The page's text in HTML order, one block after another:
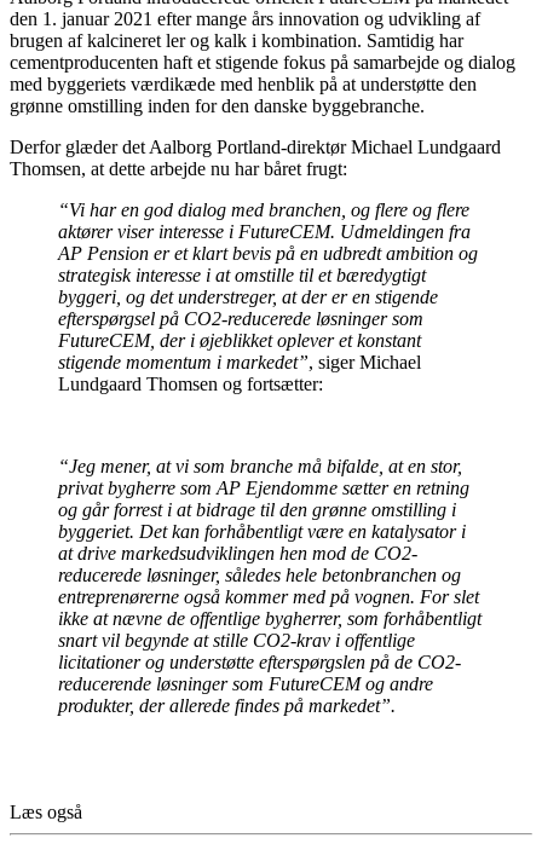
den 1. januar 2021 efter mange års innovation og udvikling af
brugen af kalcineret ler og kalk i kombination. Samtidig har
cementproducenten haft et stigende fokus på samarbejde og dialog
med byggeriets værdikæde med henblik på at understøtte den
grønne omstilling inden for den danske byggebranche.
Derfor glæder det Aalborg Portland-direktør Michael Lundgaard
Thomsen, at dette arbejde nu har båret frugt:
“Vi har en god dialog med branchen, og flere og flere
aktører viser interesse i FutureCEM. Udmeldingen fra
AP Pension er et klart bevis på en udbredt ambition og
strategisk interesse i at omstille til et bæredygtigt
byggeri, og det understreger, at der er en stigende
efterspørgsel på CO2-reducerede løsninger som
FutureCEM, der i øjeblikket oplever et konstant
stigende momentum i markedet”, siger Michael
Lundgaard Thomsen og fortsætter:
“Jeg mener, at vi som branche må bifalde, at en stor,
privat bygherre som AP Ejendomme sætter en retning
og går forrest i at bidrage til den grønne omstilling i
byggeriet. Det kan forhåbentligt være en katalysator i
at drive markedsudviklingen hen mod de CO2-
reducerede løsninger, således hele betonbranchen og
entreprenørerne også kommer med på vognen. For slet
ikke at nævne de offentlige bygherrer, som forhåbentligt
snart vil begynde at stille CO2-krav i offentlige
licitationer og understøtte efterspørgslen på de CO2-
reducerende løsninger som FutureCEM og andre
produkter, der allerede findes på markedet”.
Læs også